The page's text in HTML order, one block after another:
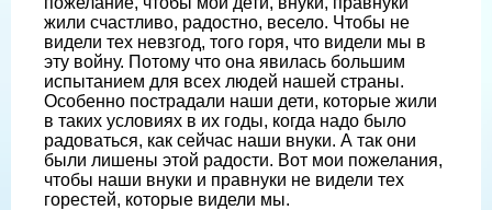
жили счастливо, радостно, весело. Чтобы не
видели тех невзгод, того горя, что видели мы в
эту войну. Потому что она явилась большим
испытанием для всех людей нашей страны.
Особенно пострадали наши дети, которые жили
в таких условиях в их годы, когда надо было
радоваться, как сейчас наши внуки. А так они
были лишены этой радости. Вот мои пожелания,
чтобы наши внуки и правнуки не видели тех
горестей, которые видели мы.